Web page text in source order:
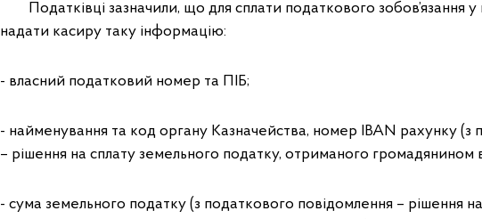
Податківці зазначили, що для сплати податкового зобов’язання у
надати касиру таку інформацію:
- власний податковий номер та ПІБ;
- найменування та код органу Казначейства, номер ІВАN рахунку (з
– рішення на сплату земельного податку, отриманого громадянином
- сума земельного податку (з податкового повідомлення – рішення